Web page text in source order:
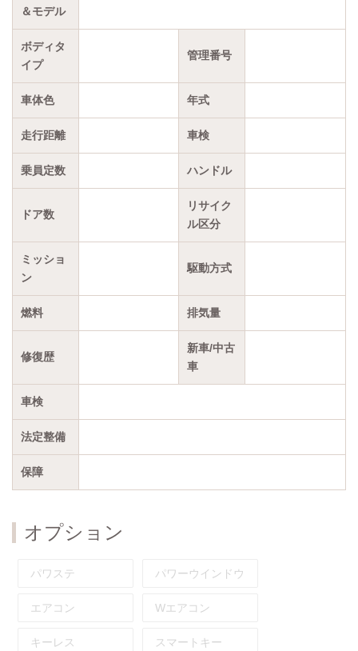
＆モデル
ボディタ
イプ
管理番号
車体色 年式
走行距離 車検
乗員定数 ハンドル
ドア数
リサイク
ル区分
ミッショ
ン
駆動方式
燃料 排気量
修復歴
新車/中古
車
車検
法定整備
保障
オプション
パワステ パワーウインドウ
エアコン Wエアコン
キーレス スマートキー